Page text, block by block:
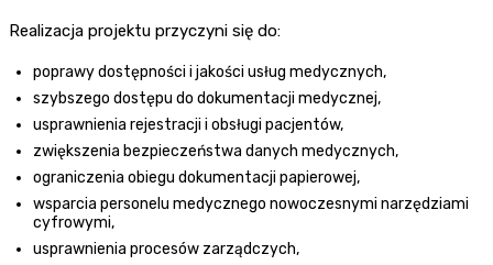
Realizacja projektu przyczyni się do:
poprawy dostępności i jakości usług medycznych,
szybszego dostępu do dokumentacji medycznej,
usprawnienia rejestracji i obsługi pacjentów,
zwiększenia bezpieczeństwa danych medycznych,
ograniczenia obiegu dokumentacji papierowej,
wsparcia personelu medycznego nowoczesnymi narzędziami
cyfrowymi,
usprawnienia procesów zarządczych,